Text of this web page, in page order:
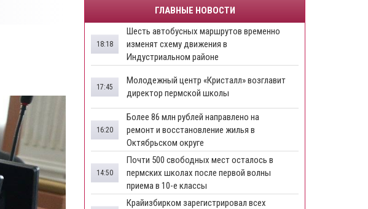
ГЛАВНЫЕ НОВОСТИ
Шесть автобусных маршрутов временно
изменят схему движения в
Индустриальном районе
18:18
Молодежный центр «Кристалл» возглавит
директор пермской школы
17:45
Более 86 млн рублей направлено на
ремонт и восстановление жилья в
Октябрьском округе
16:20
Почти 500 свободных мест осталось в
пермских школах после первой волны
приема в 10-е классы
14:50
Крайизбирком зарегистрировал всех